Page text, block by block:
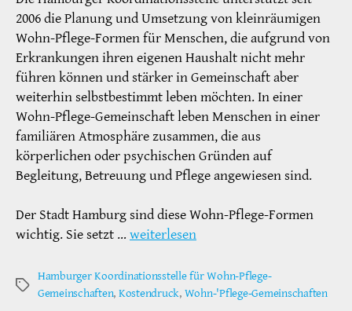
2006 die Planung und Umsetzung von kleinräumigen
Wohn-Pflege-Formen für Menschen, die aufgrund von
Erkrankungen ihren eigenen Haushalt nicht mehr
führen können und stärker in Gemeinschaft aber
weiterhin selbstbestimmt leben möchten. In einer
Wohn-Pflege-Gemeinschaft leben Menschen in einer
familiären Atmosphäre zusammen, die aus
körperlichen oder psychischen Gründen auf
Begleitung, Betreuung und Pflege angewiesen sind.
Der Stadt Hamburg sind diese Wohn-Pflege-Formen
wichtig. Sie setzt … weiterlesen
Schlagwörter
Hamburger Koordinationsstelle für Wohn-Pflege-
Gemeinschaften, Kostendruck, Wohn-'Pflege-Gemeinschaften